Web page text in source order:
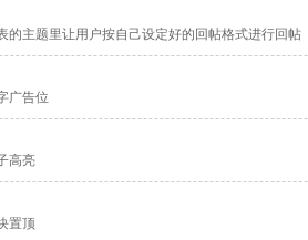
的主题里让用户按自己设定好的回帖格式进行回帖
广告位
高亮
置顶